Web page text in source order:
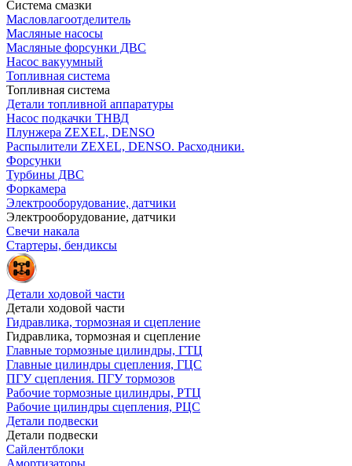
Система смазки
Масловлагоотделитель
Масляные насосы
Масляные форсунки ДВС
Насос вакуумный
Топливная система
Топливная система
Детали топливной аппаратуры
Насос подкачки ТНВД
Плунжера ZEXEL, DENSO
Распылители ZEXEL, DENSO. Расходники.
Форсунки
Турбины ДВС
Форкамера
Электрооборудование, датчики
Электрооборудование, датчики
Свечи накала
Стартеры, бендиксы
Детали ходовой части
Детали ходовой части
Гидравлика, тормозная и сцепление
Гидравлика, тормозная и сцепление
Главные тормозные цилиндры, ГТЦ
Главные цилиндры сцепления, ГЦС
ПГУ сцепления. ПГУ тормозов
Рабочие тормозные цилиндры, РТЦ
Рабочие цилиндры сцепления, РЦС
Детали подвески
Детали подвески
Cайлентблоки
Амортизаторы